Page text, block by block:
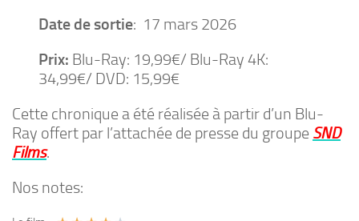
Date de sortie: ‎ 17 mars 2026
Prix: Blu-Ray: 19,99€/ Blu-Ray 4K:
34,99€/ DVD: 15,99€
Cette chronique a été réalisée à partir d’un Blu-
Ray offert par l’attachée de presse du groupe SND
Films.
Nos notes: